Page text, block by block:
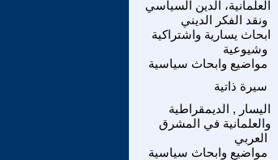
العلمانية، الدين السياسي
ونقد الفكر الديني
ابحاث يسارية واشتراكية
وشيوعية
مواضيع وابحاث سياسية
سيرة ذاتية
اليسار , الديمقراطية
والعلمانية في المشرق
العربي
مواضيع وابحاث سياسية